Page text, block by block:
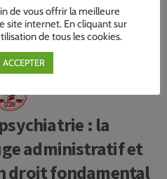
: la
administratif et
droit fondamental
de vous offrir la meilleure
site internet. En cliquant sur
de tous les cookies.
ACCEPTER